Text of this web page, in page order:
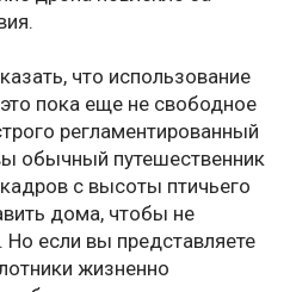
что использование
пока еще не свободное
регламентированный
обычный путешественник
с высоты птичьего
дома, чтобы не
Но если вы представляете
жизненно